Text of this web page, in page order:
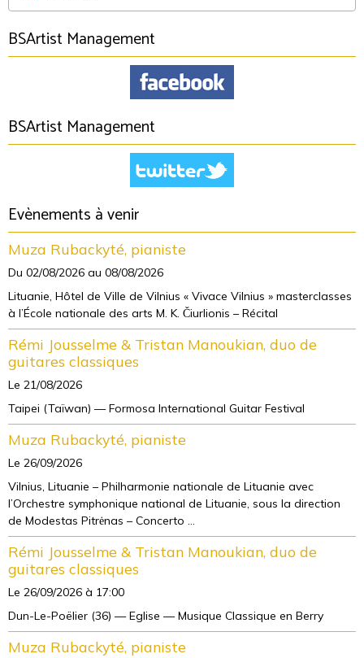
BSArtist Management
BSArtist Management
Evènements à venir
Muza Rubackyté, pianiste
Du 02/08/2026 au 08/08/2026
Lituanie, Hôtel de Ville de Vilnius « Vivace Vilnius » masterclasses
à l’École nationale des arts M. K. Čiurlionis – Récital
Rémi Jousselme & Tristan Manoukian, duo de
guitares classiques
Le 21/08/2026
Taipei (Taïwan) — Formosa International Guitar Festival
Muza Rubackyté, pianiste
Le 26/09/2026
Vilnius, Lituanie – Philharmonie nationale de Lituanie avec
l’Orchestre symphonique national de Lituanie, sous la direction
de Modestas Pitrėnas – Concerto ...
Rémi Jousselme & Tristan Manoukian, duo de
guitares classiques
Le 26/09/2026 à 17:00
Dun-Le-Poëlier (36) — Eglise — Musique Classique en Berry
Muza Rubackyté, pianiste